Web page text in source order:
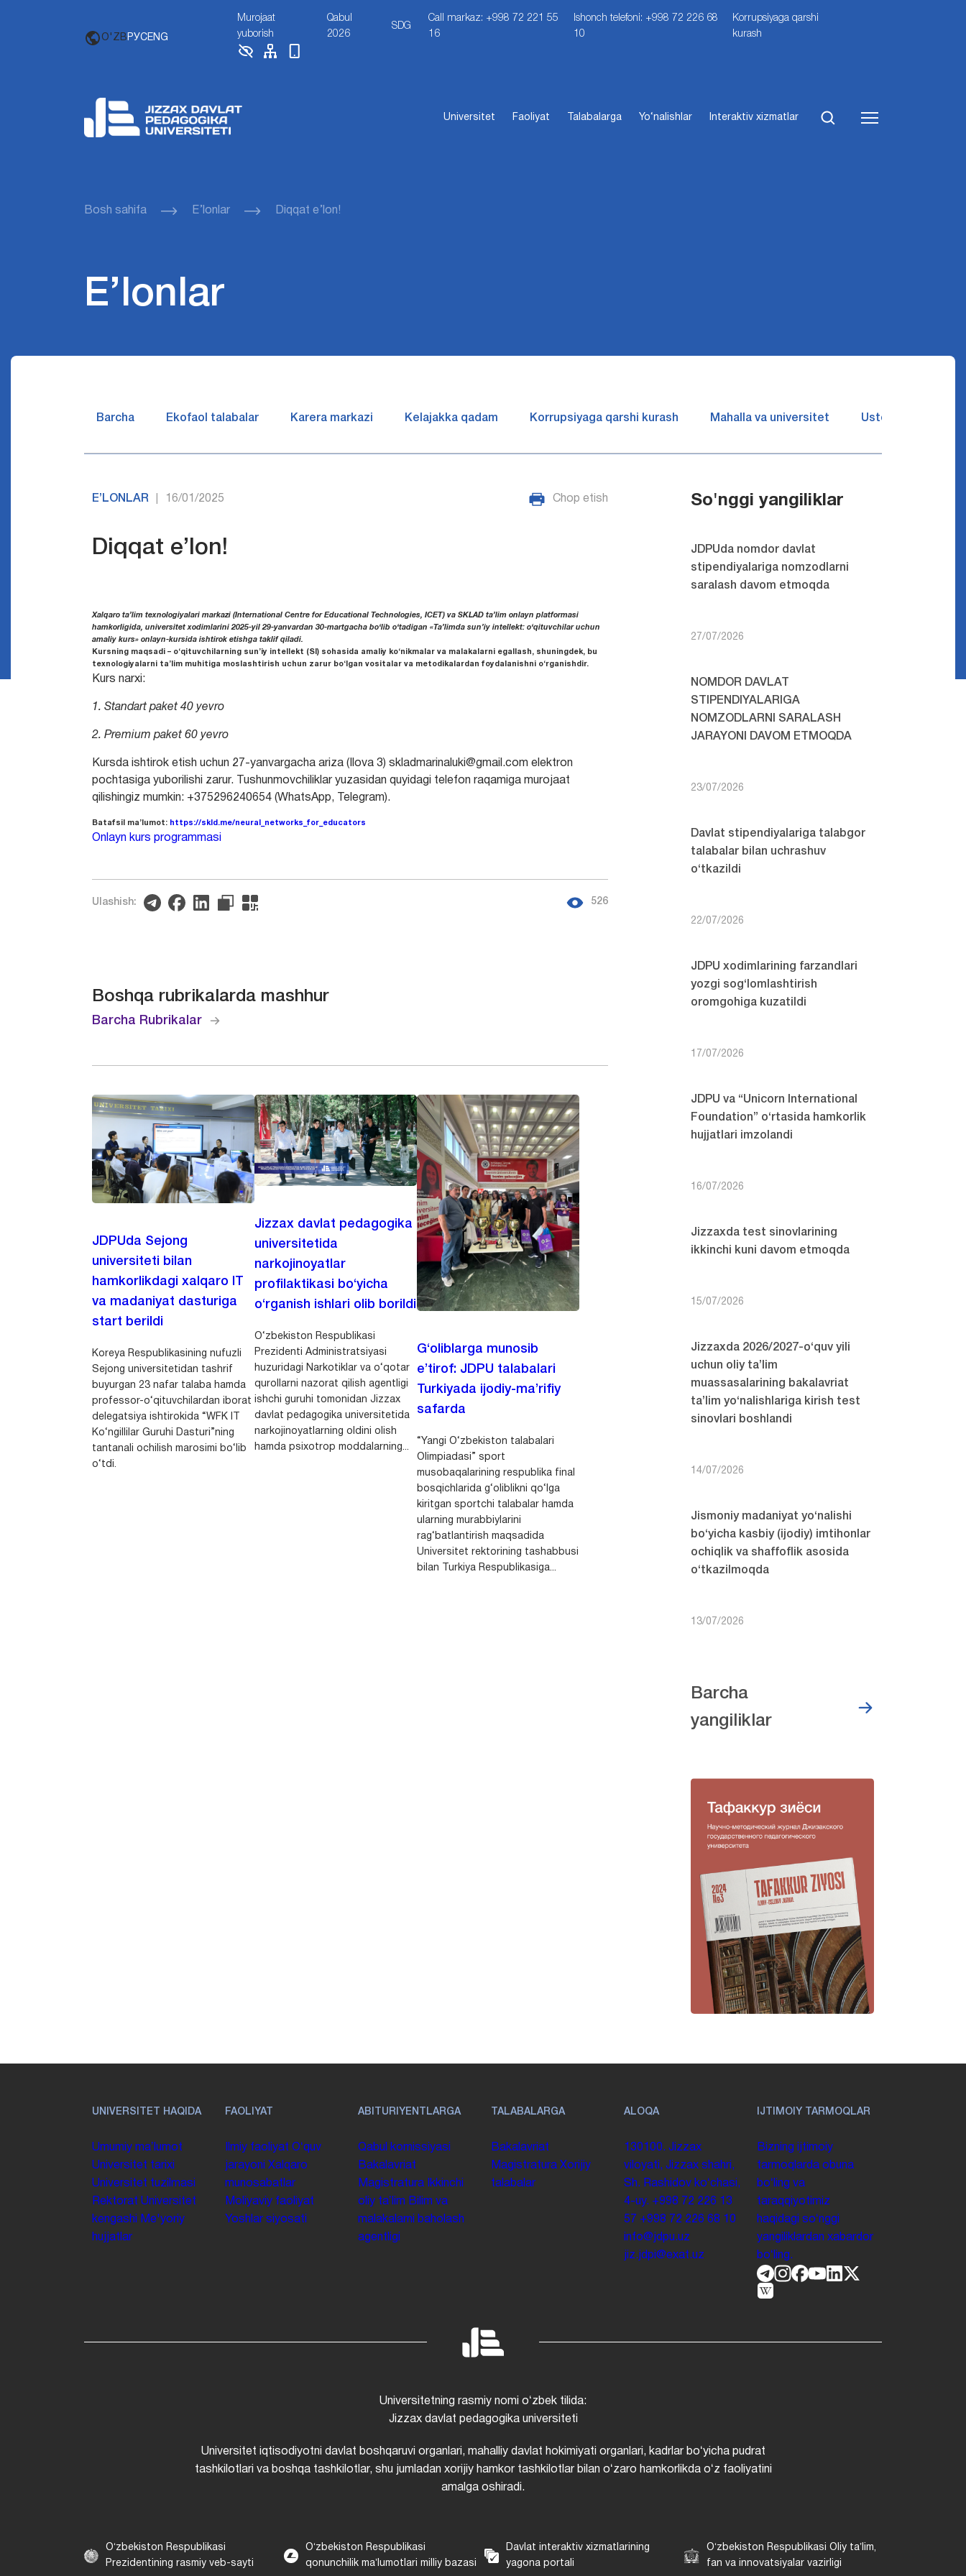
O'ZB РУСENG
Murojaat
yuborish
Qabul
2026
SDG
Call markaz: +998 72 221 55
16
Ishonch telefoni: +998 72 226 68
10
Korrupsiyaga qarshi
kurash
Universitet Faoliyat Talabalarga Yo‘nalishlar Interaktiv xizmatlar
Bosh sahifa E’lonlar Diqqat e’lon!
E’lonlar
Barcha Ekofaol talabalar Karera markazi Kelajakka qadam Korrupsiyaga qarshi kurash Mahalla va universitet Ustozlar suhbatin
E’LONLAR 16/01/2025 Chop etish
Diqqat e’lon!
Xalqaro ta’lim texnologiyalari markazi (International Centre for Educational Technologies, ICET) va SKLAD ta’lim onlayn platformasi
hamkorligida, universitet xodimlarini 2025-yil 29-yanvardan 30-martgacha bo‘lib o‘tadigan «Ta’limda sun’iy intellekt: o‘qituvchilar uchun
amaliy kurs» onlayn-kursida ishtirok etishga taklif qiladi.
Kursning maqsadi – o‘qituvchilarning sun’iy intellekt (SI) sohasida amaliy ko‘nikmalar va malakalarni egallash, shuningdek, bu
texnologiyalarni ta’lim muhitiga moslashtirish uchun zarur bo‘lgan vositalar va metodikalardan foydalanishni o‘rganishdir.
Kurs narxi:
1. Standart paket 40 yevro
2. Premium paket 60 yevro
Kursda ishtirok etish uchun 27-yanvargacha ariza (Ilova 3) skladmarinaluki@gmail.com elektron
pochtasiga yuborilishi zarur. Tushunmovchiliklar yuzasidan quyidagi telefon raqamiga murojaat
qilishingiz mumkin: +375296240654 (WhatsApp, Telegram).
Batafsil ma’lumot: https://skld.me/neural_networks_for_educators
Onlayn kurs programmasi
Ulashish: 526
Boshqa rubrikalarda mashhur
Barcha Rubrikalar
JDPUda Sejong
universiteti bilan
hamkorlikdagi xalqaro IT
va madaniyat dasturiga
start berildi
Koreya Respublikasining nufuzli
Sejong universitetidan tashrif
buyurgan 23 nafar talaba hamda
professor-o‘qituvchilardan iborat
delegatsiya ishtirokida “WFK IT
Ko‘ngillilar Guruhi Dasturi”ning
tantanali ochilish marosimi bo‘lib
o‘tdi.
Jizzax davlat pedagogika
universitetida
narkojinoyatlar
profilaktikasi bo‘yicha
o‘rganish ishlari olib borildi
O‘zbekiston Respublikasi
Prezidenti Administratsiyasi
huzuridagi Narkotiklar va o‘qotar
qurollarni nazorat qilish agentligi
ishchi guruhi tomonidan Jizzax
davlat pedagogika universitetida
narkojinoyatlarning oldini olish
hamda psixotrop moddalarning...
G‘oliblarga munosib
e’tirof: JDPU talabalari
Turkiyada ijodiy-ma’rifiy
safarda
“Yangi O‘zbekiston talabalari
Olimpiadasi” sport
musobaqalarining respublika final
bosqichlarida g‘oliblikni qo‘lga
kiritgan sportchi talabalar hamda
ularning murabbiylarini
rag‘batlantirish maqsadida
Universitet rektorining tashabbusi
bilan Turkiya Respublikasiga...
So'nggi yangiliklar
JDPUda nomdor davlat
stipendiyalariga nomzodlarni
saralash davom etmoqda
27/07/2026
NOMDOR DAVLAT
STIPENDIYALARIGA
NOMZODLARNI SARALASH
JARAYONI DAVOM ETMOQDA
23/07/2026
Davlat stipendiyalariga talabgor
talabalar bilan uchrashuv
o‘tkazildi
22/07/2026
JDPU xodimlarining farzandlari
yozgi sog‘lomlashtirish
oromgohiga kuzatildi
17/07/2026
JDPU va “Unicorn International
Foundation” o‘rtasida hamkorlik
hujjatlari imzolandi
16/07/2026
Jizzaxda test sinovlarining
ikkinchi kuni davom etmoqda
15/07/2026
Jizzaxda 2026/2027-o‘quv yili
uchun oliy ta’lim
muassasalarining bakalavriat
ta’lim yo‘nalishlariga kirish test
sinovlari boshlandi
14/07/2026
Jismoniy madaniyat yo‘nalishi
bo‘yicha kasbiy (ijodiy) imtihonlar
ochiqlik va shaffoflik asosida
o‘tkazilmoqda
13/07/2026
Barcha
yangiliklar
UNIVERSITET HAQIDA
Umumiy maʼlumot
Universitet tarixi
Universitet tuzilmasi
Rektorat Universitet
kengashi
Me'yoriy
hujjatlar
FAOLIYAT
Ilmiy faoliyat Oʻquv
jarayoni Xalqaro
munosabatlar
Moliyaviy faoliyat
Yoshlar siyosati
ABITURIYENTLARGA
Qabul komissiyasi
Bakalavriat
Magistratura
Ikkinchi
oliy taʼlim Bilim va
malakalarni baholash
agentligi
TALABALARGA
Bakalavriat
Magistratura Xorijiy
talabalar
ALOQA
130100. Jizzax
viloyati, Jizzax shahri,
Sh. Rashidov koʻchasi,
4-uy. +998 72 226 13
57 +998 72 226 68 10
info@jdpu.uz
jiz.jdpi@exat.uz
IJTIMOIY TARMOQLAR
Bizning ijtimoiy
tarmoqlarda obuna
boʻling va
taraqqiyotimiz
haqidagi soʻnggi
yangiliklardan xabardor
boʻling.
Universitetning rasmiy nomi oʻzbek tilida:
Jizzax davlat pedagogika universiteti
Universitet iqtisodiyotni davlat boshqaruvi organlari, mahalliy davlat hokimiyati organlari, kadrlar boʻyicha pudrat
tashkilotlari va boshqa tashkilotlar, shu jumladan xorijiy hamkor tashkilotlar bilan oʻzaro hamkorlikda oʻz faoliyatini
amalga oshiradi.
Oʻzbekiston Respublikasi
Prezidentining rasmiy veb-sayti
Oʻzbekiston Respublikasi
qonunchilik maʼlumotlari milliy bazasi
Davlat interaktiv xizmatlarining
yagona portali
Oʻzbekiston Respublikasi Oliy taʼlim,
fan va innovatsiyalar vazirligi